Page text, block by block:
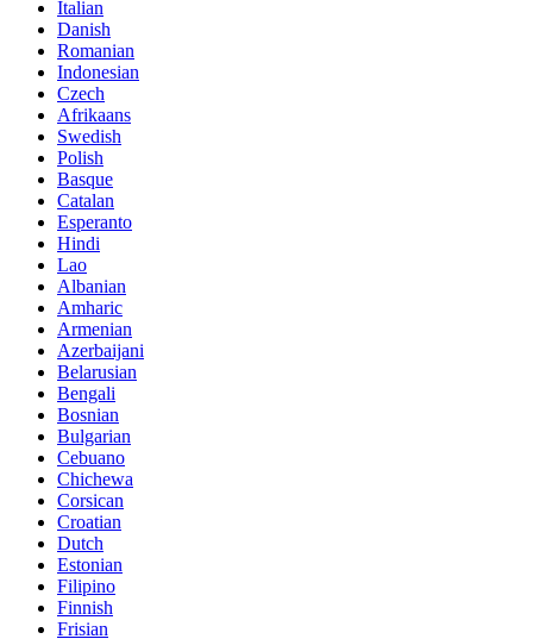
Italian
Danish
Romanian
Indonesian
Czech
Afrikaans
Swedish
Polish
Basque
Catalan
Esperanto
Hindi
Lao
Albanian
Amharic
Armenian
Azerbaijani
Belarusian
Bengali
Bosnian
Bulgarian
Cebuano
Chichewa
Corsican
Croatian
Dutch
Estonian
Filipino
Finnish
Frisian